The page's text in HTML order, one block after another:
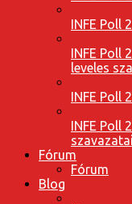
INFE Poll
INFE Poll
leveles
INFE Poll
INFE Poll
szavazatai
Fórum
Fórum
Blog